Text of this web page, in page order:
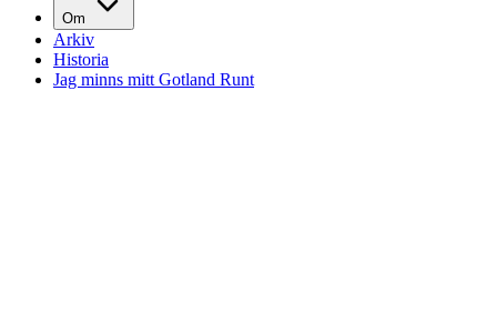
Om
Arkiv
Historia
Jag minns mitt Gotland Runt